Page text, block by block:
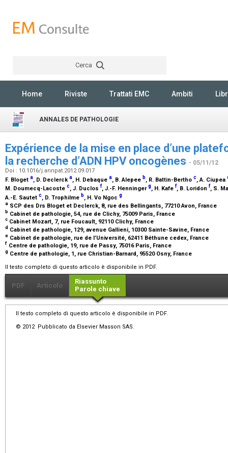
Cerca
Home Riviste Trattati EMC Ambiti
ANNALES DE PATHOLOGIE
Expérience de la mise en place d’une
la recherche d’ADN HPV oncogènes - 05/11/12
Doi : 10.1016/j.annpat.2012.09.017
F. Bloget a, D. Declercka, H. Debaque a, B. Alepee b, R. Battin-Bertho c, A. Ciupea
M. Doumecq-Lacoste c, J. Duclos f, J.-F. Henningerg, H. Kafe f, B. Loridon f, S.
A.-E. Sautet c, D. Trophilme b, H. Vo Ngoc g
a SCP des Drs Bloget et Declerck, 8, rue des Bellingants, 77210 Avon, France
b Cabinet de pathologie, 54, rue de Clichy, 75009 Paris, France
c Cabinet Mozart, 7, rue Foucault, 92110 Clichy, France
d Cabinet de pathologie, 129, avenue Gallieni, 10300 Sainte-Savine, France
e Cabinet de pathologie, rue de l’Université, 62411 Béthune cedex, France
f Centre de pathologie, 19, rue de Passy, 75016 Paris, France
g Centre de pathologie, 1, rue Christian-Barnard, 95520 Osny, France
Il testo completo di questo articolo è disponibile in PDF.
PDF Articolo
Riassunto
Parole chiave
Il testo completo di questo articolo è disponibile in PDF.
© 2012 Pubblicato da Elsevier Masson SAS.